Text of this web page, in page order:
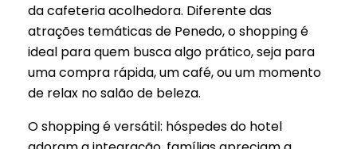
da cafeteria acolhedora. Diferente das
atrações temáticas de Penedo, o shopping é
ideal para quem busca algo prático, seja para
uma compra rápida, um café, ou um momento
de relax no salão de beleza.
O shopping é versátil: hóspedes do hotel